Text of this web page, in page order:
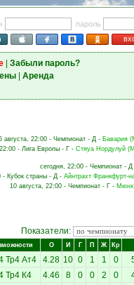
пароль
| Забыли пароль?
| Аренда
августа, 22:00 - Чемпионат - Д - Бавария
- Лига Европы - Г - Стяуа Нордулуй
сегодня, 22:00 - Чемпионат - Д
- Кубок страны - Д - Айнтрахт Франкфурт-
10 августа, 22:00 - Чемпионат - Г -
Показатели:
О И Г П Ж Кр
Тр4 Ат4 4.28 10 0 1 1 0
Тр4 К4 4.46 8 0 0 2 0